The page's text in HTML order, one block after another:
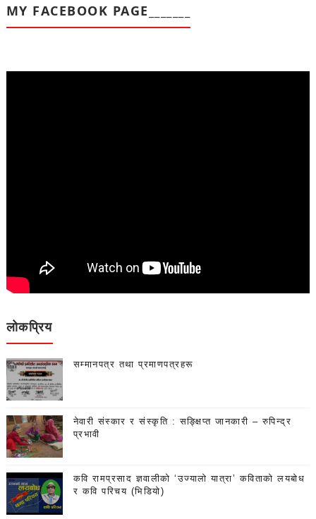
MY FACEBOOK PAGE_______
लोकप्रिय
सम्मानपत्र तथा प्रमाणपत्रहरू
नेवारी संस्कार र संस्कृति : सङ्क्षिप्त जानकारी – रुपिन्द्र
प्रभावी
कवि रामप्रसाद ज्ञवालीको ‘उज्यालो यात्रा’ कविताको लयबोध
र कवि परिचय (भिडियो)